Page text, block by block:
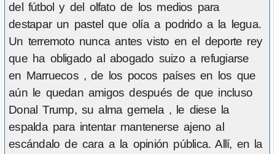
del fútbol y del olfato de los medios para
destapar un pastel que olía a podrido a la legua.
Un terremoto nunca antes visto en el deporte rey
que ha obligado al abogado suizo a refugiarse
en Marruecos , de los pocos países en los que
aún le quedan amigos después de que incluso
Donal Trump, su alma gemela , le diese la
espalda para intentar mantenerse ajeno al
escándalo de cara a la opinión pública. Allí, en la